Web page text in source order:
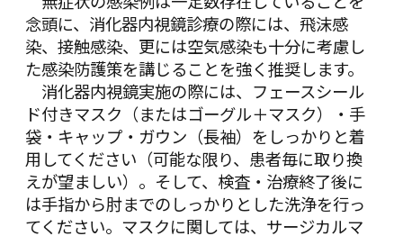
念頭に、消化器内視鏡診療の際には、飛沫感
染、接触感染、更には空気感染も十分に考慮し
た感染防護策を講じることを強く推奨します。
消化器内視鏡実施の際には、フェースシール
ド付きマスク（またはゴーグル＋マスク）・手
袋・キャップ・ガウン（長袖）をしっかりと着
用してください（可能な限り、患者毎に取り換
えが望ましい）。そして、検査・治療終了後に
は手指から肘までのしっかりとした洗浄を行っ
てください。マスクに関しては、サージカルマ